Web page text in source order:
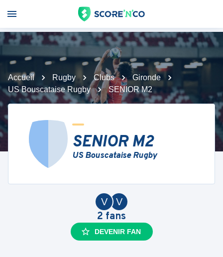
Accueil Rugby Clubs
Gironde
US Bouscataise Rugby
SENIOR M2
SENIOR M2
US Bouscataise Rugby
V
V
2 fans
DEVENIR FAN